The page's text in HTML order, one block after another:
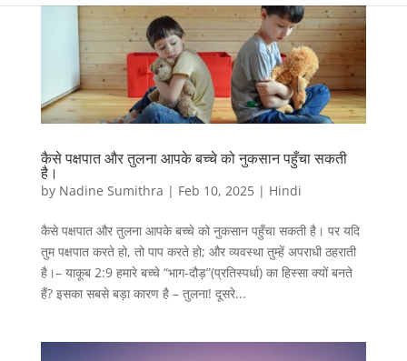
कैसे पक्षपात और तुलना आपके बच्चे को नुकसान पहुँचा सकती
है।
by Nadine Sumithra | Feb 10, 2025| Hindi
कैसे पक्षपात और तुलना आपके बच्चे को नुकसान पहुँचा सकती है। पर यदि
तुम पक्षपात करते हो, तो पाप करते हो; और व्यवस्था तुम्हें अपराधी ठहराती
है।– याकूब 2:9 हमारे बच्चे “भाग-दौड़”(प्रतिस्पर्धा) का हिस्सा क्यों बनते
हैं? इसका सबसे बड़ा कारण है – तुलना! दूसरे...